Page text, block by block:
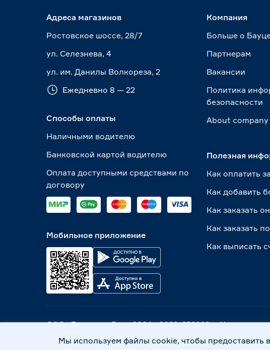
Адреса магазинов
Ростовское шоссе, 28/7
ул. Селезнева, 4
ул. им. Данилы Волкореза, 2
Ежедневно 8 — 22
Способы оплаты
Наличными водителю
Банковской картой водителю
Оплата доступными средствами по
договору
Мобильное приложение
Компания
Больше о
Партнерам
Вакансии
Политика
безопасности
About сompany
Полезная
Как оплатить
Как добавить
Как заказать
Как заказать
Как выписать
ООО «Бауцентр Рус» 2004 -2026, 236029, г.
Политика обработки персональных данныхПравовая
Мы используем файлы cookie, чтобы